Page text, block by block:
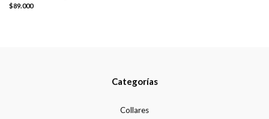
$89.000
Categorías
Collares